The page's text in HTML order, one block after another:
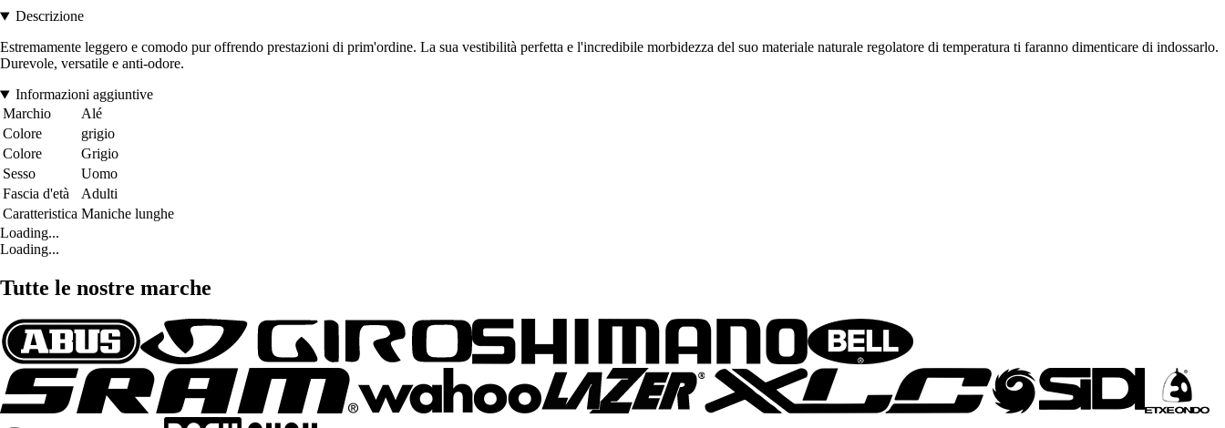
Descrizione
Estremamente leggero e comodo pur offrendo prestazioni di prim'ordine. La sua vestibilità perfetta e l'incredibile morbidezza del suo materiale naturale regolatore di temperatura ti faranno dimenticare di indossarlo.
Durevole, versatile e anti-odore.
Informazioni aggiuntive
Marchio
Alé
Colore
grigio
Colore
Grigio
Sesso
Uomo
Fascia d'età
Adulti
Caratteristica Maniche lunghe
Loading...
Loading...
Tutte le nostre marche